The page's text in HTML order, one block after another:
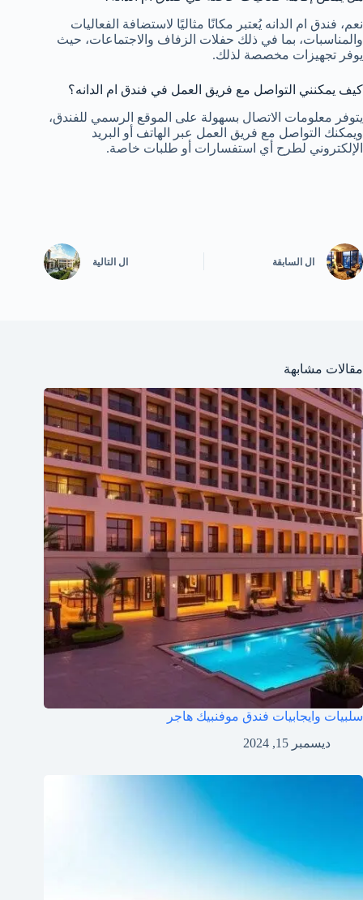
نعم، فندق ام الدانه يُعتبر مكانًا مثاليًا لاستضافة الفعاليات
والمناسبات، بما في ذلك حفلات الزفاف والاجتماعات، حيث
يوفر تجهيزات مخصصة لذلك.
كيف يمكنني التواصل مع فريق العمل في فندق ام الدانه؟
يتوفر معلومات الاتصال بسهولة على الموقع الرسمي للفندق،
ويمكنك التواصل مع فريق العمل عبر الهاتف أو البريد
الإلكتروني لطرح أي استفسارات أو طلبات خاصة.
ال السابقة ال التالية
مقالات مشابهة
سلبيات وايجابيات فندق موفنبيك هاجر
ديسمبر 15, 2024